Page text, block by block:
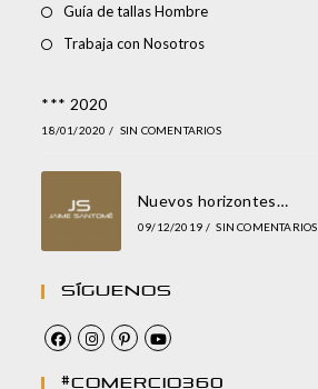
Guía de tallas Hombre
Trabaja con Nosotros
*** 2020
18/01/2020 / SIN COMENTARIOS
Nuevos horizontes…
09/12/2019 / SIN COMENTARIOS
Síguenos
#comercio360